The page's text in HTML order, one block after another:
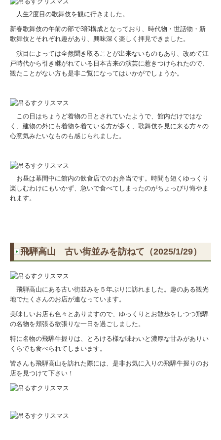
人生2度目の歌舞伎を観に行きました。
新春歌舞伎の午前の部で3部構成となっており、時代物・世話物・新
歌舞伎とそれぞれ趣があり、興味深く楽しく拝見できました。
演目によっては全然聞き取ることが出来ないものもあり、改めて江
戸時代から引き継がれている日本古来の演芸に惹きつけられたので、
観たことがない方も是非ご覧になってはいかがでしょうか。
この日はちょうど着物の日とされていたようで、館内だけではな
く、建物の外にも着物を着ている方が多く、歌舞伎を見に来る方々の
心意気みたいなものも感じられました。
お昼は幕間中に館内の飲食店でのお弁当です。時間も短くゆっくり
楽しむわけにもいかず、急いで食べてしまったのがちょっぴり悔やま
れます。
飛騨高山 古い街並みを訪ねて（2025/1/29）
飛騨高山にある古い街並みを５年ぶりに訪れました。趣のある観光
地でたくさんのお店が連なっています。
美味しいお店も色々とありますので、ゆっくりとお散歩をしつつ飛騨
の名物を頬張る欲張りな一日を過ごしました。
特に名物の飛騨牛握りは、とろける様な味わいと濃厚な甘みがありい
くらでも食べられてしまいます。
皆さんも飛騨高山を訪れた際には、是非お気に入りの飛騨牛握りのお
店を見つけて下さい！